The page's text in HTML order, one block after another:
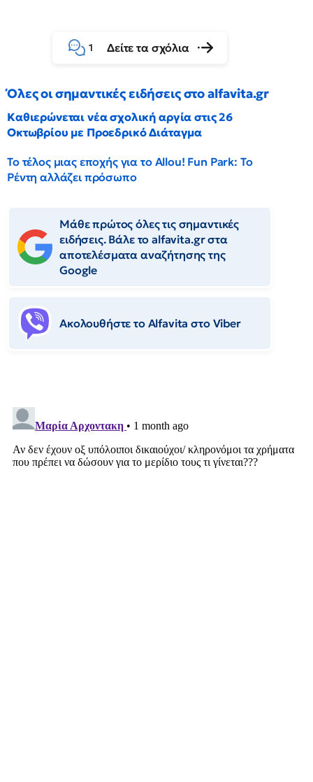
1 Δείτε τα σχόλια
Όλες οι σημαντικές ειδήσεις στο alfavita.gr
Καθιερώνεται νέα σχολική αργία στις 26
Οκτωβρίου με Προεδρικό Διάταγμα
Το τέλος μιας εποχής για το Allou! Fun Park: Το
Ρέντη αλλάζει πρόσωπο
Μάθε πρώτος όλες τις σημαντικές
ειδήσεις. Βάλε το alfavita.gr στα
αποτελέσματα αναζήτησης της
Google
Ακολουθήστε το Αlfavita στο Viber